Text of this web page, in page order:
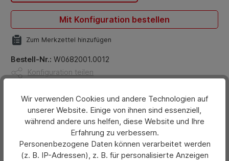
Mit Konfiguration bestellen
Zum Merkzettel hinzufügen
Bestell-Nr.: W0682001.0012
Konfiguration teilen
Beschreibung
Aus Kunststoff. Größe: Ø ca. 16 cm.
Werbeanbringung: Druck auf einem Pol 1-farbig.Für
Informationen zur Produktsicherheit me…Mehr
Wir verwenden Cookies und andere Technologien auf
unserer Website. Einige von ihnen sind essenziell,
während andere uns helfen, diese Website und Ihre
Erfahrung zu verbessern.
Personenbezogene Daten können verarbeitet werden
(z. B. IP-Adressen), z. B. für personalisierte Anzeigen